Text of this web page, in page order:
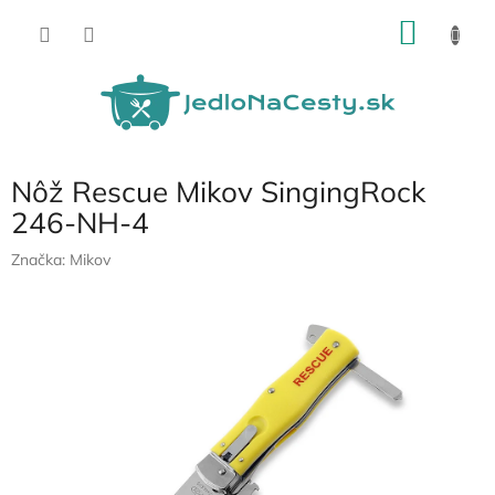
Nôž Rescue Mikov SingingRock
246-NH-4
Značka: Mikov